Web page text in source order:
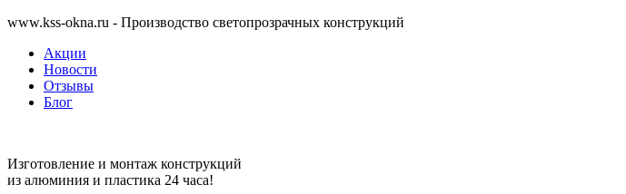
www.kss-okna.ru - Производство светопрозрачных конструкций
Акции
Новости
Отзывы
Блог
Изготовление и монтаж конструкций
из алюминия и пластика 24 часа!